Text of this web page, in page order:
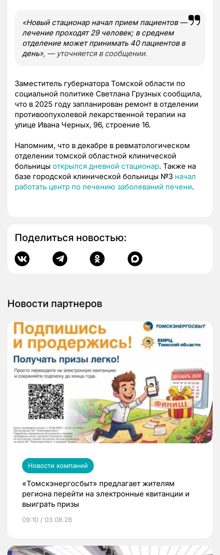
«Новый стационар начал прием пациентов —
лечение проходят 29 человек; в среднем
отделение может принимать 40 пациентов в
день», — уточняется в сообщении.
Заместитель губернатора Томской области по
социальной политике Светлана Грузных сообщила,
что в 2025 году запланирован ремонт в отделении
противоопухолевой лекарственной терапии на
улице Ивана Черных, 96, строение 16.
Напомним, что в декабре в ревматологическом
отделении томской областной клинической
больницы открылся дневной стационар. Также на
базе городской клинической больницы №3 начал
работать центр по лечению заболеваний печени.
Поделиться новостью:
Новости партнеров
Новости компаний
«Томскэнергосбыт» предлагает жителям
региона перейти на электронные квитанции и
выиграть призы
09:10 / 03.08.26